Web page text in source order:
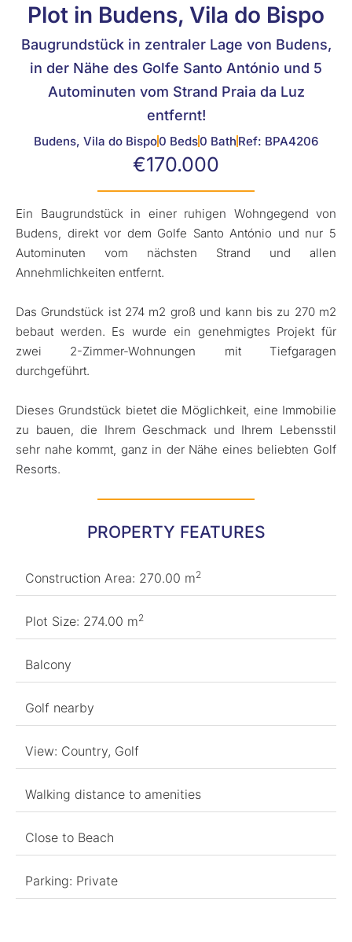
Plot in Budens, Vila do Bispo
Baugrundstück in zentraler Lage von Budens,
in der Nähe des Golfe Santo António und 5
Autominuten vom Strand Praia da Luz
entfernt!
Budens, Vila do Bispo0 Beds0 Bath Ref: BPA4206
€170.000
Ein Baugrundstück in einer ruhigen Wohngegend von
Budens, direkt vor dem Golfe Santo António und nur 5
Autominuten vom nächsten Strand und allen
Annehmlichkeiten entfernt.
Das Grundstück ist 274 m2 groß und kann bis zu 270 m2
bebaut werden. Es wurde ein genehmigtes Projekt für
zwei 2-Zimmer-Wohnungen mit Tiefgaragen
durchgeführt.
Dieses Grundstück bietet die Möglichkeit, eine Immobilie
zu bauen, die Ihrem Geschmack und Ihrem Lebensstil
sehr nahe kommt, ganz in der Nähe eines beliebten Golf
Resorts.
PROPERTY FEATURES
Construction Area: 270.00 m2
Plot Size: 274.00 m2
Balcony
Golf nearby
View: Country, Golf
Walking distance to amenities
Close to Beach
Parking: Private